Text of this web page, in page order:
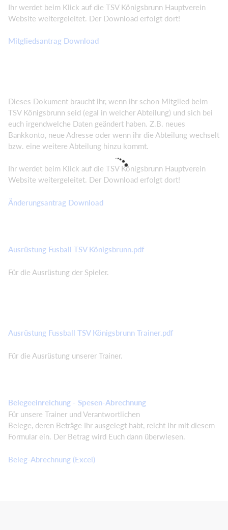
Ihr werdet beim Klick auf die TSV Königsbrunn Hauptverein
Website weitergeleitet. Der Download erfolgt dort!
Mitgliedsantrag Download
Dieses Dokument braucht ihr, wenn ihr schon Mitglied beim
TSV Königsbrunn seid (egal in welcher Abteilung) und sich bei
euch irgendwelche Daten geändert haben. Z.B. neues
Bankkonto, neue Adresse oder wenn ihr die Abteilung wechselt
bzw. eine weitere Abteilung hinzu kommt.
Ihr werdet beim Klick auf die TSV Königsbrunn Hauptverein
Website weitergeleitet. Der Download erfolgt dort!
Änderungsantrag Download
Ausrüstung Fusball TSV Königsbrunn.pdf
Für die Ausrüstung der Spieler.
Ausrüstung Fussball TSV Königsbrunn Trainer.pdf
Für die Ausrüstung unserer Trainer.
Belegeeinreichung - Spesen-Abrechnung
Für unsere Trainer und Verantwortlichen
Belege, deren Beträge Ihr ausgelegt habt, reicht Ihr mit diesem
Formular ein. Der Betrag wird Euch dann überwiesen.
Beleg-Abrechnung (Excel)